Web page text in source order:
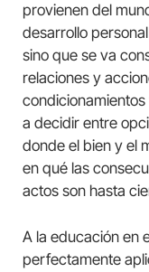
provienen del
desarrollo
sino que se va
relaciones y
a decidir entre
donde el bien y el
en qué las
actos son hasta
A la educación en
perfectamente